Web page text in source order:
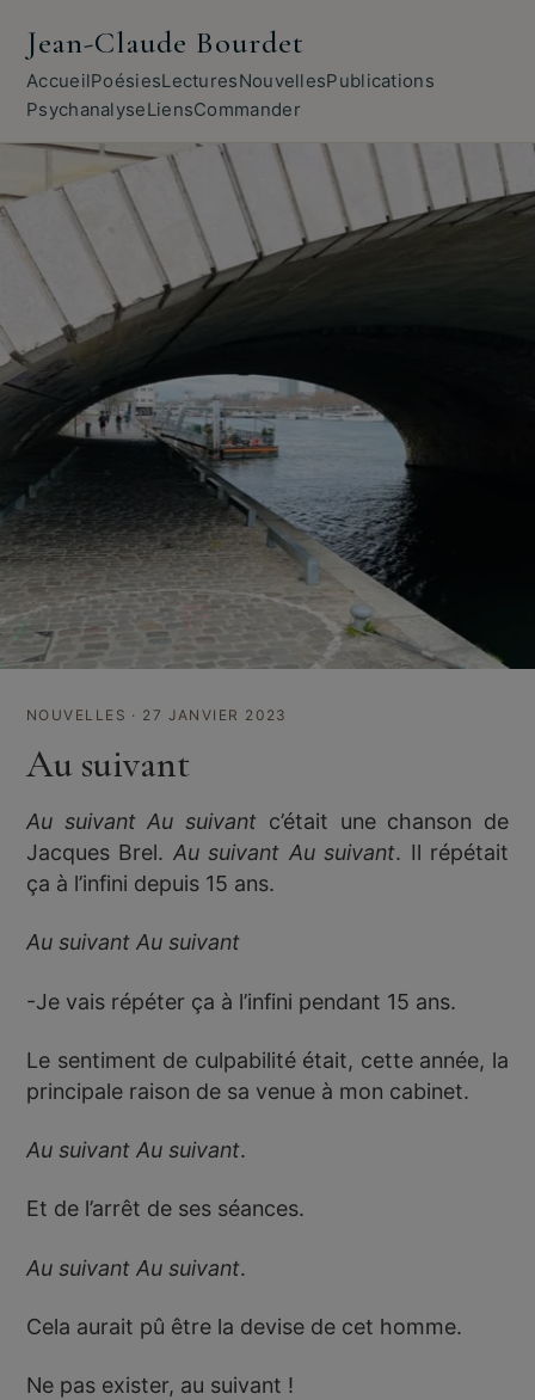
Jean-Claude Bourdet
AccueilPoésiesLecturesNouvellesPublications
PsychanalyseLiensCommander
NOUVELLES · 27 JANVIER 2023
Au suivant
Au suivant Au suivant c’était une chanson de
Jacques Brel. Au suivant Au suivant. Il répétait
ça à l’infini depuis 15 ans.
Au suivant Au suivant
-Je vais répéter ça à l’infini pendant 15 ans.
Le sentiment de culpabilité était, cette année, la
principale raison de sa venue à mon cabinet.
Au suivant Au suivant.
Et de l’arrêt de ses séances.
Au suivant Au suivant.
Cela aurait pû être la devise de cet homme.
Ne pas exister, au suivant !